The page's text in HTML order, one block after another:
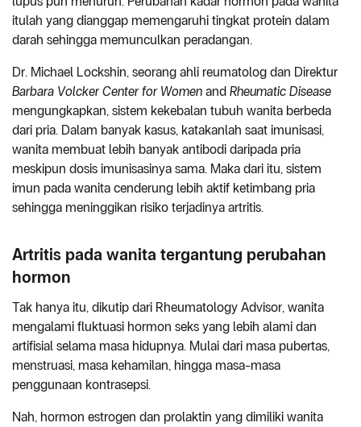
itulah yang dianggap memengaruhi tingkat protein dalam
darah sehingga memunculkan peradangan.
Dr. Michael Lockshin, seorang ahli reumatolog dan Direktur
Barbara Volcker Center for Women and Rheumatic Disease
mengungkapkan, sistem kekebalan tubuh wanita berbeda
dari pria. Dalam banyak kasus, katakanlah saat imunisasi,
wanita membuat lebih banyak antibodi daripada pria
meskipun dosis imunisasinya sama. Maka dari itu, sistem
imun pada wanita cenderung lebih aktif ketimbang pria
sehingga meninggikan risiko terjadinya artritis.
Artritis pada wanita tergantung perubahan
hormon
Tak hanya itu, dikutip dari Rheumatology Advisor, wanita
mengalami fluktuasi hormon seks yang lebih alami dan
artifisial selama masa hidupnya. Mulai dari masa pubertas,
menstruasi, masa kehamilan, hingga masa-masa
penggunaan kontrasepsi.
Nah, hormon estrogen dan prolaktin yang dimiliki wanita